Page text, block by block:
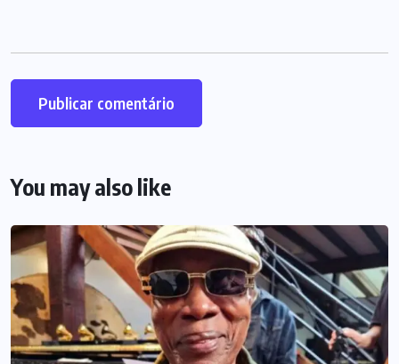
You may also like